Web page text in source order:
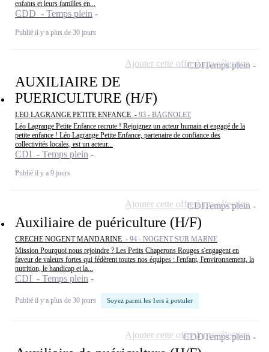
enfants et leurs familles en...
CDD - Temps plein
Publié il y a plus de 30 jours
AUXILIAIRE DE
PUERICULTURE (H/F)
LEO LAGRANGE PETITE ENFANCE - 93 - BAGNOLET
Léo Lagrange Petite Enfance recrute ! Rejoignez un acteur humain et engagé de la
petite enfance ! Léo Lagrange Petite Enfance, partenaire de confiance des
collectivités locales, est un acteur...
CDI - Temps plein
Publié il y a 9 jours
CDITemps plein
Ajouter cette offre à ma sélection
Auxiliaire de puériculture (H/F)
CRECHE NOGENT MANDARINE - 94 - NOGENT SUR MARNE
Mission Pourquoi nous rejoindre ? Les Petits Chaperons Rouges s'engagent en
faveur de valeurs fortes qui fédèrent toutes nos équipes : l'enfant, l'environnement, la
nutrition, le handicap et la...
CDI - Temps plein
Publié il y a plus de 30 jours Soyez parmi les 1ers à postuler
CDITemps plein
Ajouter cette offre à ma sélection
CDDTemps plein
Ajouter cette offre à ma sélection